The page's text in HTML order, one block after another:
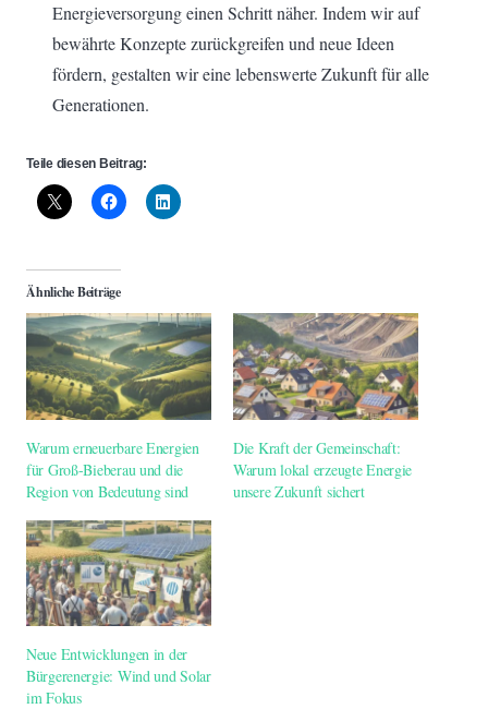
Energieversorgung einen Schritt näher. Indem wir auf
bewährte Konzepte zurückgreifen und neue Ideen
fördern, gestalten wir eine lebenswerte Zukunft für alle
Generationen.
Teile diesen Beitrag:
Ähnliche Beiträge
Warum erneuerbare Energien
für Groß-Bieberau und die
Region von Bedeutung sind
Die Kraft der Gemeinschaft:
Warum lokal erzeugte Energie
unsere Zukunft sichert
Neue Entwicklungen in der
Bürgerenergie: Wind und Solar
im Fokus